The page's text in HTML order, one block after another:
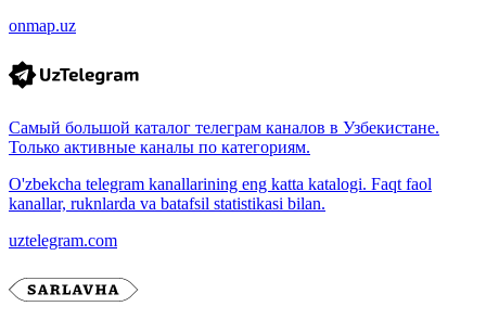
onmap.uz
Самый большой каталог телеграм каналов в Узбекистане.
Только активные каналы по категориям.
O'zbekcha telegram kanallarining eng katta katalogi. Faqt faol
kanallar, ruknlarda va batafsil statistikasi bilan.
uztelegram.com